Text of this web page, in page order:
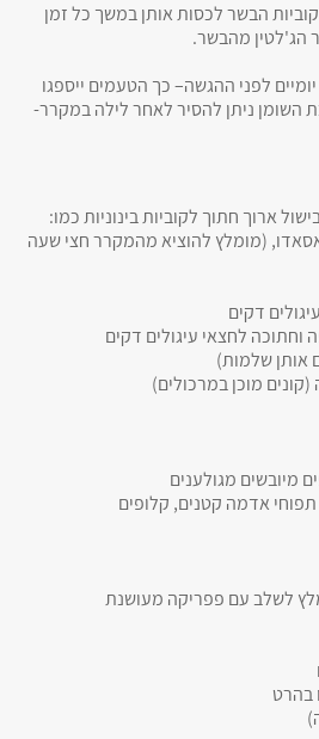
הבשר לכסות אותן במשך כל זמן
הג'לטין מהבשר.
לפני ההגשה– כך הטעמים ייספגו
ניתן להסיר לאחר לילה במקרר-
ארוך חתוך לקוביות בינוניות כמו:
(מומלץ להוציא מהמקרר חצי שעה